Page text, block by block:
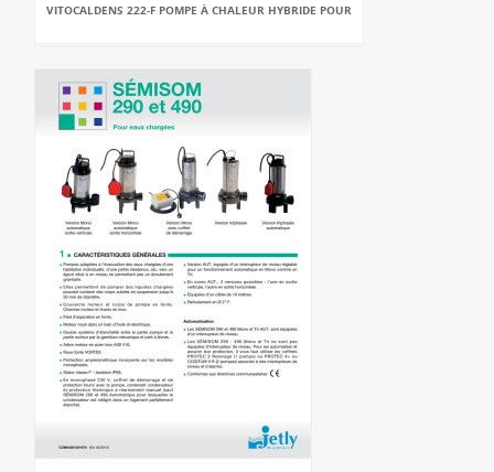
VITOCALDENS 222-F POMPE À CHALEUR HYBRIDE POUR